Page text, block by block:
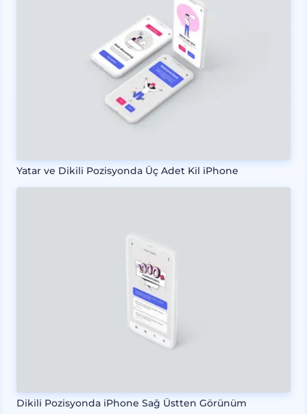
Yatar ve Dikili Pozisyonda Üç Adet Kil iPhone
Dikili Pozisyonda iPhone Sağ Üstten Görünüm